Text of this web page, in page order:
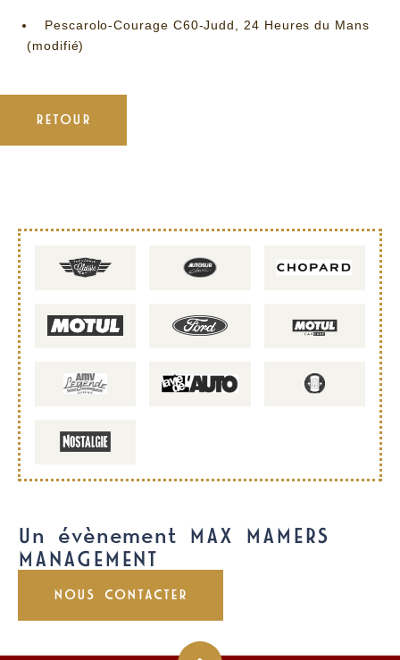
Pescarolo-Courage C60-Judd, 24 Heures du Mans
(modifié)
RETOUR
Un évènement MAX MAMERS
MANAGEMENT
NOUS CONTACTER